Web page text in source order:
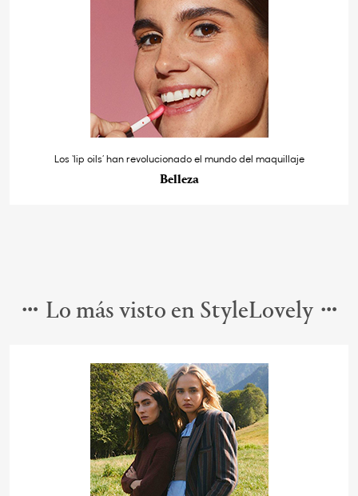
Los ‘lip oils’ han revolucionado el mundo del maquillaje
Belleza
Lo más visto en StyleLovely